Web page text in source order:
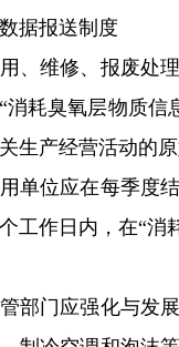
据报送制度
维修、报废处理
耗臭氧层物质信
生产经营活动的
位应在每季度结
工作日内，在“消
门应强化与发展